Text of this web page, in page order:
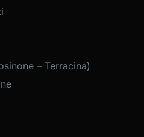
– Terracina)